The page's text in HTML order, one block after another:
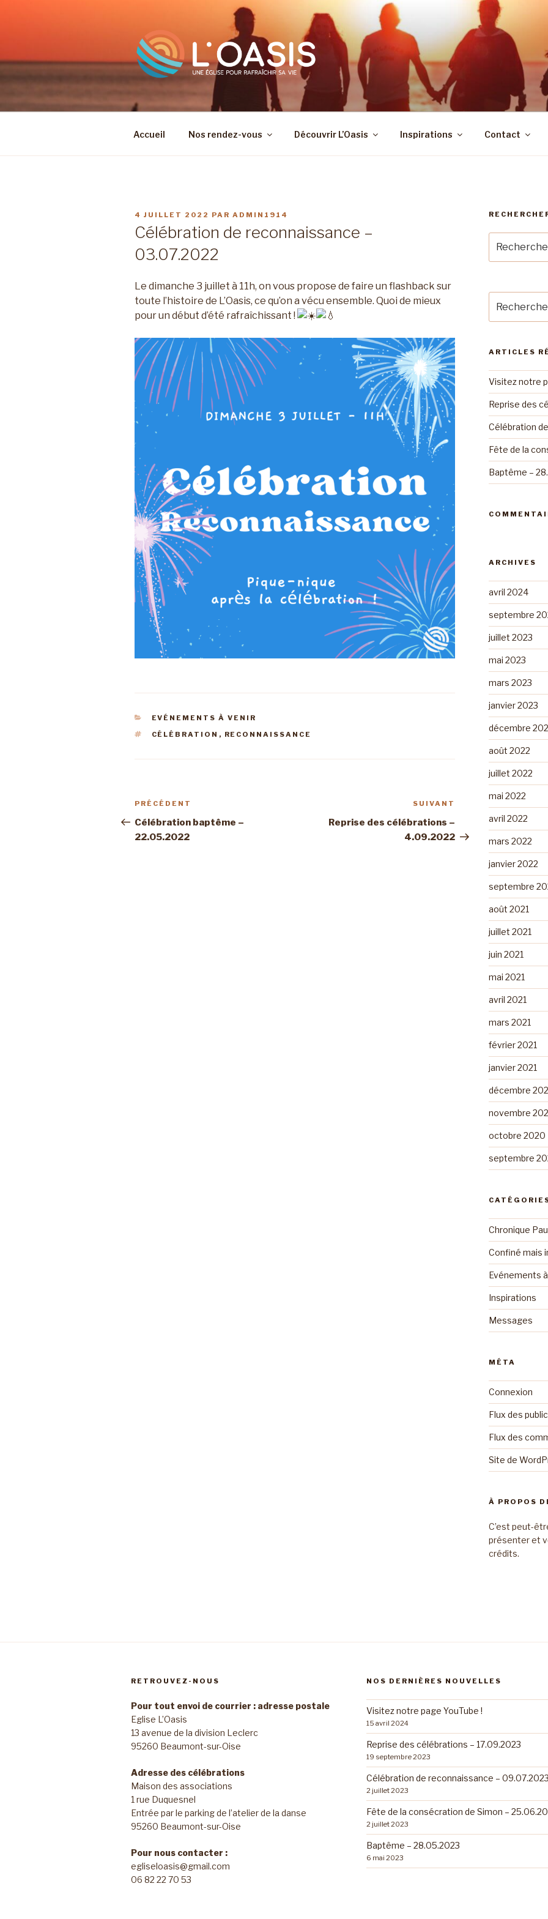
Accueil Nos rendez-vous Découvrir L’Oasis Inspirations Contact
PUBLIÉ
4 JUILLET 2022 PAR ADMIN1914
Célébration de reconnaissance –
03.07.2022
Le dimanche 3 juillet à 11h, on vous propose de faire un flashback sur
toute l’histoire de L’Oasis, ce qu’on a vécu ensemble. Quoi de mieux
pour un début d’été rafraîchissant !
CATÉGORIES
EVÉNEMENTS À VENIR
ÉTIQUETTES
CÉLÉBRATION , RECONNAISSANCE
Navigation
de
l’article
Article
précédent
PRÉCÉDENT
Célébration baptême –
22.05.2022
Article
suivant
SUIVANT
Reprise des célébrations –
4.09.2022
pour
:
pour
:
ARTICLES
Visitez notre
Reprise des
Célébration
Fête de la
Baptême –
ARCHIVES
avril 2024
septembre
juillet 2023
mai 2023
mars 2023
janvier 2023
décembre
août 2022
juillet 2022
mai 2022
avril 2022
mars 2022
janvier 2022
septembre
août 2021
juillet 2021
juin 2021
mai 2021
avril 2021
mars 2021
février 2021
janvier 2021
décembre
novembre
octobre 2020
septembre
Chronique
Confiné mais
Evénements
Inspirations
Messages
MÉTA
Connexion
Flux des
Flux des
Site de
À PROPOS
C’est peut-
présenter et
crédits.
RETROUVEZ-NOUS
Pour tout envoi de courrier : adresse postale
Eglise L’Oasis
13 avenue de la division Leclerc
95260 Beaumont-sur-Oise
Adresse des célébrations
Maison des associations
1 rue Duquesnel
Entrée par le parking de l’atelier de la danse
95260 Beaumont-sur-Oise
Pour nous contacter :
egliseloasis@gmail.com
06 82 22 70 53
NOS DERNIÈRES NOUVELLES
Visitez notre page YouTube !
15 avril 2024
Reprise des célébrations – 17.09.2023
19 septembre 2023
Célébration de reconnaissance – 09.07.2023
2 juillet 2023
Fête de la consécration de Simon –
2 juillet 2023
Baptême – 28.05.2023
6 mai 2023